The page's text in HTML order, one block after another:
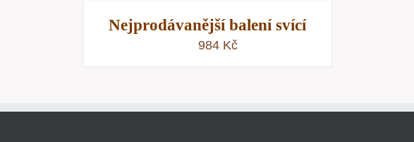
Nejprodávanější balení svící
984 Kč